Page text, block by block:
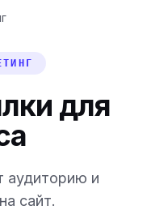
для
аудиторию и
сайт.